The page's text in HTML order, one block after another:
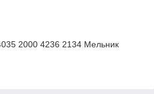
2000 4236 2134 Мельник